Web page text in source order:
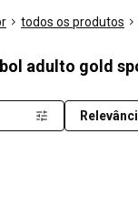
todos os produtos
adulto gold